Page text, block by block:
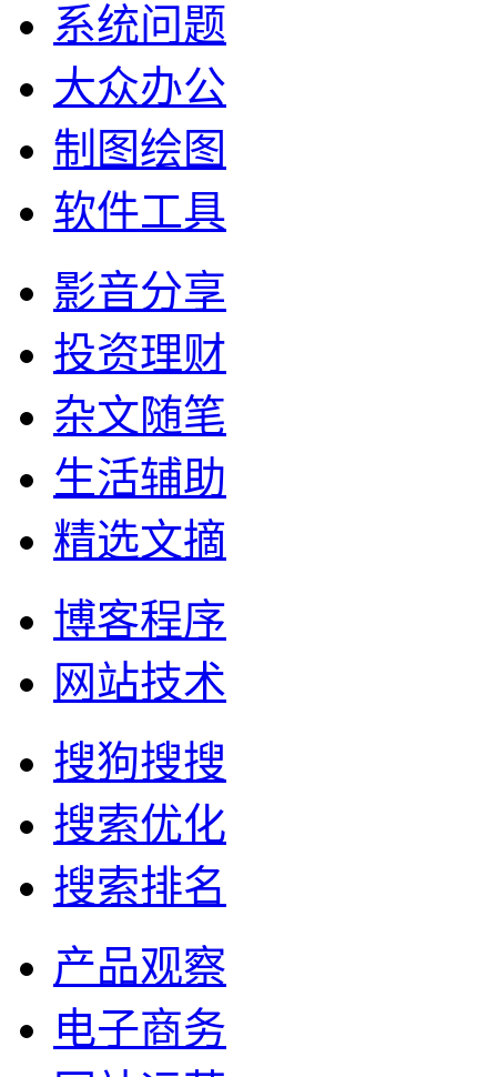
系统问题
大众办公
制图绘图
软件工具
影音分享
投资理财
杂文随笔
生活辅助
精选文摘
博客程序
网站技术
搜狗搜搜
搜索优化
搜索排名
产品观察
电子商务